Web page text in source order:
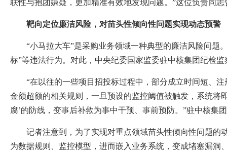
联性与抱团嫌疑，更加精准有效地发现问题。”这位负责同志
靶向定位廉洁风险，对苗头性倾向性问题实现动态预警
“小马拉大车”是采购业务领域一种典型的廉洁风险问题。
标”等违法行为。对此，中央纪委国家监委驻中核集团纪检
“在以往的一些项目招投标过程中，部分成立时间短、注
金额超额的相关规则，一旦预设的监控阈值被触发，系统将
腐’的防线，变事后补救为事中干预、事前预防。”驻中核集
记者注意到，为了实现对重点领域苗头性倾向性问题的
为数据规则、监控模型，进而嵌入业务系统，变成堵塞漏洞